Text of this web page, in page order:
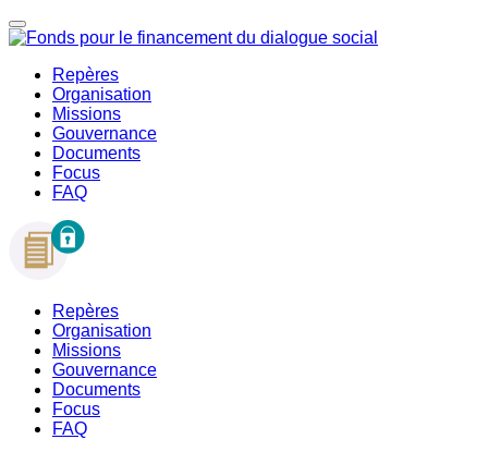
Repères
Organisation
Missions
Gouvernance
Documents
Focus
FAQ
Repères
Organisation
Missions
Gouvernance
Documents
Focus
FAQ